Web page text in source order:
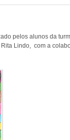
pelos alunos da
Lindo, com a